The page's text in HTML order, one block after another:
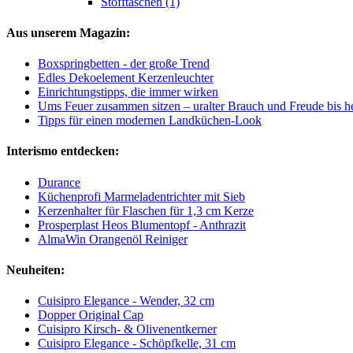
Aus unserem Magazin:
Boxspringbetten - der große Trend
Edles Dekoelement Kerzenleuchter
Einrichtungstipps, die immer wirken
Ums Feuer zusammen sitzen – uralter Brauch und Freude bis
Tipps für einen modernen Landküchen-Look
Interismo entdecken:
Durance
Küchenprofi Marmeladentrichter mit Sieb
Kerzenhalter für Flaschen für 1,3 cm Kerze
Prosperplast Heos Blumentopf - Anthrazit
AlmaWin Orangenöl Reiniger
Neuheiten:
Cuisipro Elegance - Wender, 32 cm
Dopper Original Cap
Cuisipro Kirsch- & Olivenentkerner
Cuisipro Elegance - Schöpfkelle, 31 cm